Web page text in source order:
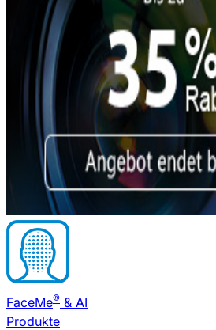
FaceMe® & AI
Produkte